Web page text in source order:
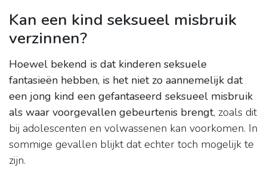
Kan een kind seksueel misbruik
verzinnen?
Hoewel bekend is dat kinderen seksuele
fantasieën hebben, is het niet zo aannemelijk dat
een jong kind een gefantaseerd seksueel misbruik
als waar voorgevallen gebeurtenis brengt, zoals dit
bij adolescenten en volwassenen kan voorkomen. In
sommige gevallen blijkt dat echter toch mogelijk te
zijn.